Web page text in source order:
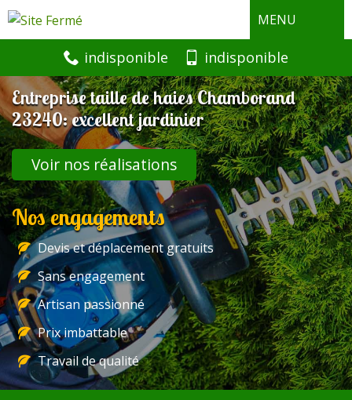
MENU
indisponible indisponible
Entreprise taille de haies Chamborand
23240: excellent jardinier
Voir nos réalisations
Nos engagements
Devis et déplacement gratuits
Sans engagement
Artisan passionné
Prix imbattable
Travail de qualité